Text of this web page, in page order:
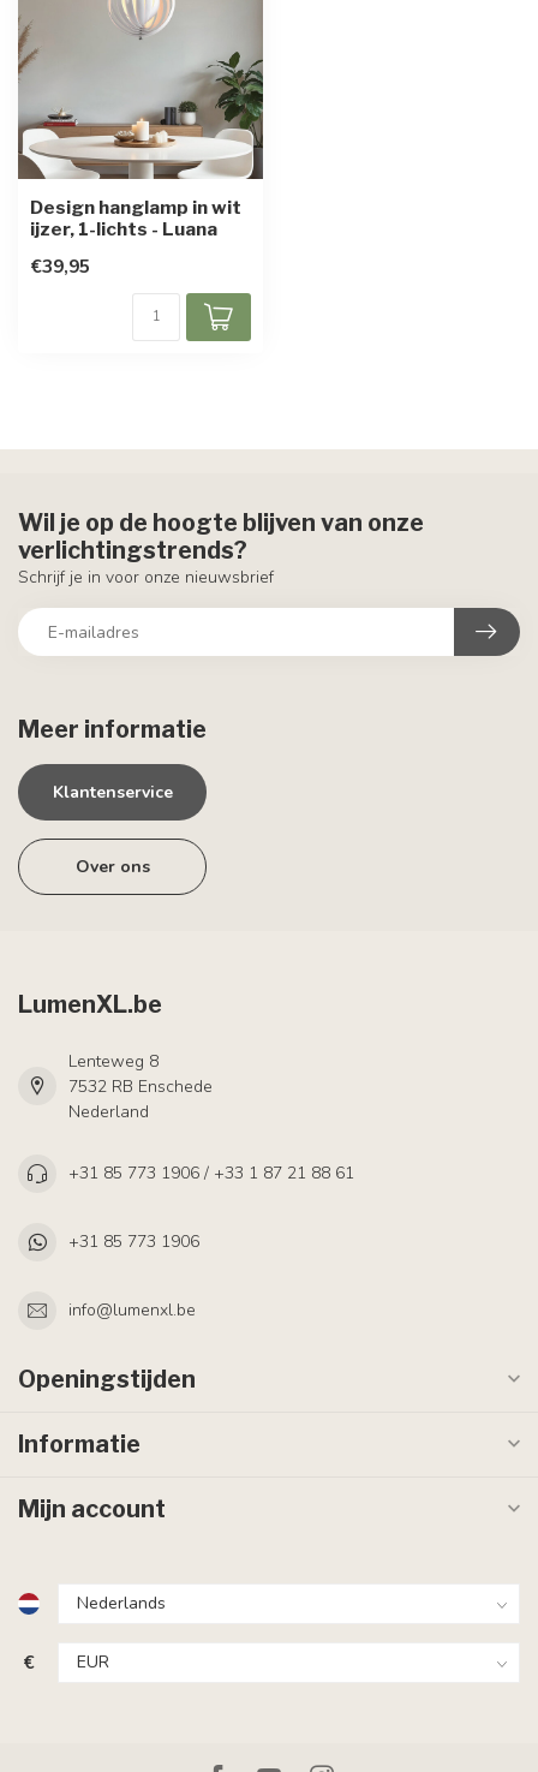
Design hanglamp in wit
ijzer, 1-lichts - Luana
€39,95
Meer informatie
Klantenservice
Over ons
Wil je op de hoogte blijven van onze
verlichtingstrends?
Schrijf je in voor onze nieuwsbrief
LumenXL.be
Lenteweg 8
7532 RB Enschede
Nederland
+31 85 773 1906 / +33 1 87 21 88 61
+31 85 773 1906
info@lumenxl.be
Openingstijden
Informatie
Mijn account
€